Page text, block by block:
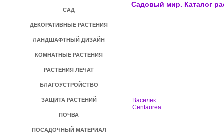
САД
ДЕКОРАТИВНЫЕ РАСТЕНИЯ
ЛАНДШАФТНЫЙ ДИЗАЙН
КОМНАТНЫЕ РАСТЕНИЯ
РАСТЕНИЯ ЛЕЧАТ
БЛАГОУСТРОЙСТВО
ЗАЩИТА РАСТЕНИЙ
ПОЧВА
ПОСАДОЧНЫЙ МАТЕРИАЛ
Садовый мир. Каталог
Василёк
Centaurea